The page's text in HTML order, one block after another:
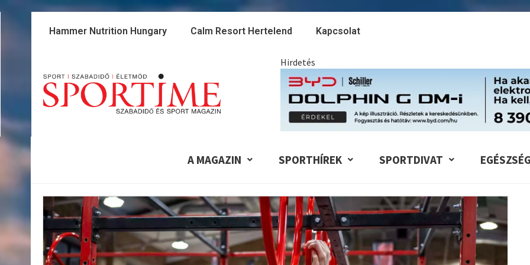
Hammer Nutrition Hungary Calm Resort Hertelend Kapcsolat
Hirdetés
A MAGAZIN SPORTHÍREK SPORTDIVAT EGÉSZSÉG